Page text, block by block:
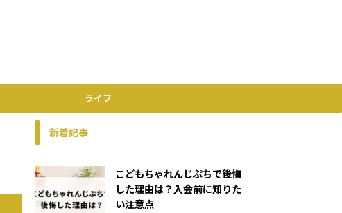
ライフ
新着記事
こどもちゃれんじぷちで後悔
した理由は？入会前に知りた
い注意点